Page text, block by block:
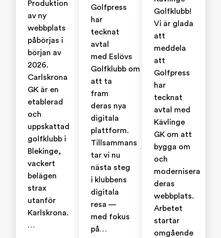
Produktion
av ny
webbplats
påbörjas i
början av
2026.
Carlskrona
GK är en
etablerad
och
uppskattad
golfklubb i
Blekinge,
vackert
belägen
strax
utanför
Karlskrona.
…
Golfpress
har
tecknat
avtal
med Eslövs
Golfklubb om
att ta
fram
deras nya
digitala
plattform.
Tillsammans
tar vi nu
nästa steg
i klubbens
digitala
resa —
med fokus
på…
Golfklubb!
Vi är glada
att
meddela
att
Golfpress
har
tecknat
avtal med
Kävlinge
GK om att
bygga om
och
modernisera
deras
webbplats.
Arbetet
startar
omgående